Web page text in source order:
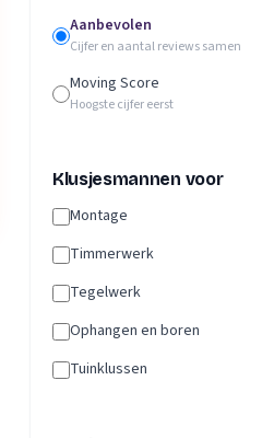
Aanbevolen
Cijfer en aantal reviews samen
Moving Score
Hoogste cijfer eerst
Klusjesmannen voor
Montage
Timmerwerk
Tegelwerk
Ophangen en boren
Tuinklussen